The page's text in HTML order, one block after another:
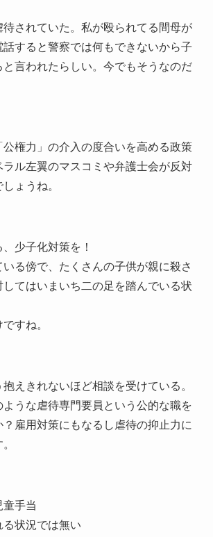
されていた。私が殴られてる間母が
話すると警察では何もできないから子
言われたらしい。今でもそうなのだ
公権力」の介入の度合いを高める政策
ラル左翼のマスコミや弁護士会が反対
ょうね。
少子化対策を！
る傍で、たくさんの子供が親に殺さ
てはいまいち二の足を踏んでいる状
すね。
えきれないほど相談を受けている。
うな虐待専門要員という公的な職を
雇用対策にもなるし虐待の抑止力に
手当
状況では無い